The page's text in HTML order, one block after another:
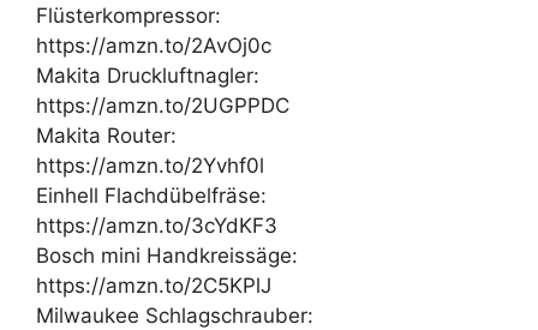
Flüsterkompressor:
https://amzn.to/2AvOj0c
Makita Druckluftnagler:
https://amzn.to/2UGPPDC
Makita Router:
https://amzn.to/2Yvhf0l
Einhell Flachdübelfräse:
https://amzn.to/3cYdKF3
Bosch mini Handkreissäge:
https://amzn.to/2C5KPlJ
Milwaukee Schlagschrauber: